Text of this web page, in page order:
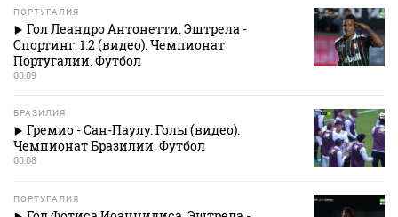
ПОРТУГАЛИЯ
Гол Леандро Антонетти. Эштрела -
Спортинг. 1:2 (видео). Чемпионат
Португалии. Футбол
00:09
БРАЗИЛИЯ
Гремио - Сан-Паулу. Голы (видео).
Чемпионат Бразилии. Футбол
00:08
ПОРТУГАЛИЯ